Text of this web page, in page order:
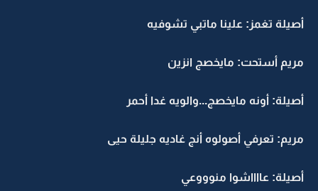
أصيلة تغمز: علينا ماتبي تشوفيه
مريم أستحت: مايخصج انزين
أصيلة: أونه مايخصج...والويه غدا أحمر
مريم: تعرفي أصولوه أنج غاديه جليلة حيى
أصيلة: عااااشوا منوووعي